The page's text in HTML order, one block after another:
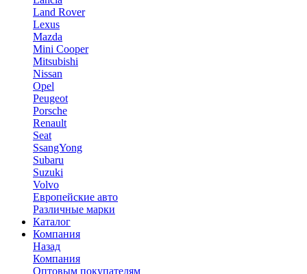
Land Rover
Lexus
Mazda
Mini Cooper
Mitsubishi
Nissan
Opel
Peugeot
Porsche
Renault
Seat
SsangYong
Subaru
Suzuki
Volvo
Европейские авто
Различные марки
Каталог
Компания
Назад
Компания
Оптовым покупателям